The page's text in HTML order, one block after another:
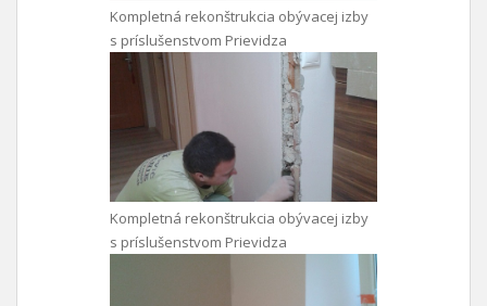
Kompletná rekonštrukcia obývacej izby
s príslušenstvom Prievidza
Kompletná rekonštrukcia obývacej izby
s príslušenstvom Prievidza